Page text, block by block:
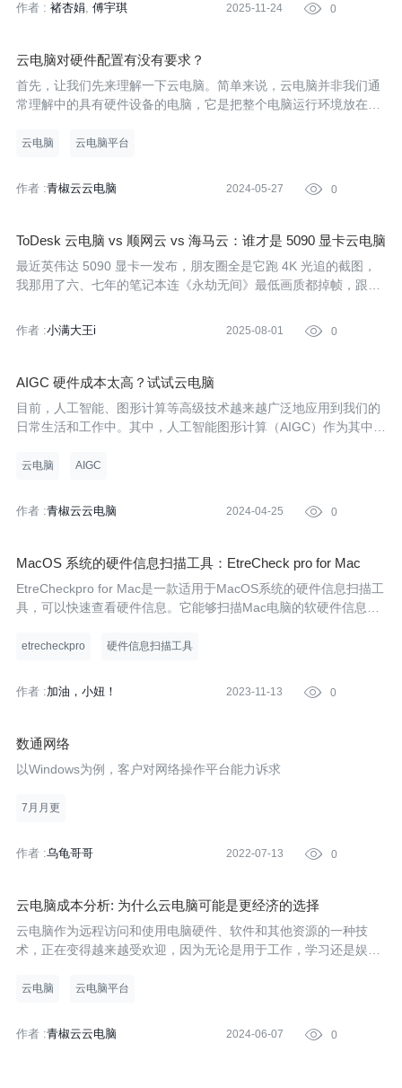
作者 : 褚杏娟 傅宇琪 2025-11-24  0
云电脑对硬件配置有没有要求？
首先，让我们先来理解一下云电脑。简单来说，云电脑并非我们通
常理解中的具有硬件设备的电脑，它是把整个电脑运行环境放在了
云电脑 云电脑平台
作者 :青椒云云电脑 2024-05-27  0
ToDesk 云电脑 vs 顺网云 vs 海马云：谁才是 5090 显卡云电脑
的真王者？
最近英伟达 5090 显卡一发布，朋友圈全是它跑 4K 光追的截图，
我那用了六、七年的笔记本连《永劫无间》最低画质都掉帧，跟朋
不上，要么得穿半条街，晚上想打两局还得担心末班车 —— 正愁
作者 :小满大王i 2025-08-01  0
AIGC 硬件成本太高？试试云电脑
目前，人工智能、图形计算等高级技术越来越广泛地应用到我们的
日常生活和工作中。其中，人工智能图形计算（AIGC）作为其中的
云电脑 AIGC
作者 :青椒云云电脑 2024-04-25  0
MacOS 系统的硬件信息扫描工具：EtreCheck pro for Mac
EtreCheckpro for Mac是一款适用于MacOS系统的硬件信息扫描工
具，可以快速查看硬件信息。它能够扫描Mac电脑的软硬件信息，
报告，同时以红色和绿色显著标识出重要信息，让用户更清晰地了
etrecheckpro 硬件信息扫描工具
作者 :加油，小妞！ 2023-11-13  0
数通网络
以Windows为例，客户对网络操作平台能力诉求
7月月更
作者 :乌龟哥哥 2022-07-13  0
云电脑成本分析: 为什么云电脑可能是更经济的选择
云电脑作为远程访问和使用电脑硬件、软件和其他资源的一种技
术，正在变得越来越受欢迎，因为无论是用于工作，学习还是娱
笔不小的费用。相比之下，云电脑可能会是一个更经济的选择。那
云电脑 云电脑平台
作者 :青椒云云电脑 2024-06-07  0